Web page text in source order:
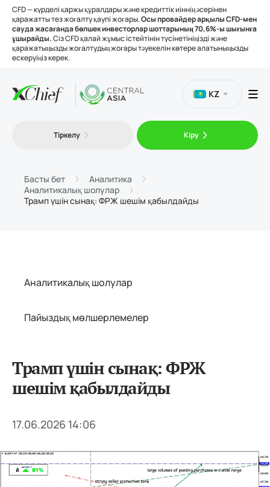
CFD — күрделі қаржы құралдары және кредиттік иіннің әсерінен
қаражатты тез жоғалту қаупі жоғары.Осы провайдер арқылы CFD-мен
сауда жасағанда бөлшек инвесторлар шоттарының 70,6%-ы шығынға
ұшырайды.Сіз CFD қалай жұмыс істейтінін түсінетініңізді және
қаражатыңызды жоғалтудың жоғары тәуекелін көтере алатыныңызды
ескеруіңіз керек.
Құралдар
KZ
Тіркелу Кіру
Басты бет
Аналитика
Аналитикалық шолулар
Трамп үшін сынақ: ФРЖ шешім қабылдайды
Аналитикалық шолулар
Пайыздық мөлшерлемелер
Трамп үшін сынақ: ФРЖ
шешім қабылдайды
17.06.2026 14:06